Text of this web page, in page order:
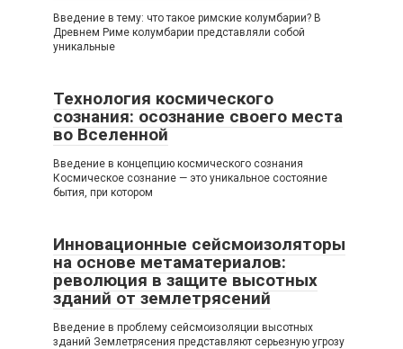
Введение в тему: что такое римские колумбарии? В
Древнем Риме колумбарии представляли собой
уникальные
Технология космического
сознания: осознание своего места
во Вселенной
Введение в концепцию космического сознания
Космическое сознание — это уникальное состояние
бытия, при котором
Инновационные сейсмоизоляторы
на основе метаматериалов:
революция в защите высотных
зданий от землетрясений
Введение в проблему сейсмоизоляции высотных
зданий Землетрясения представляют серьезную угрозу